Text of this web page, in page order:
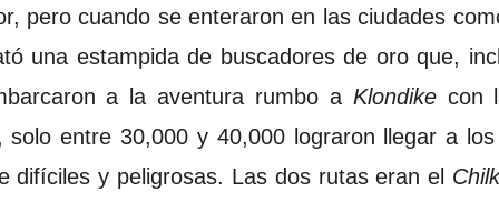
pero cuando se enteraron en las ciudades
una estampida de buscadores de oro que,
a la aventura rumbo a Klondikecon
solo entre 30,000 y 40,000 lograron llegar a
difíciles y peligrosas. Las dos rutas eran el